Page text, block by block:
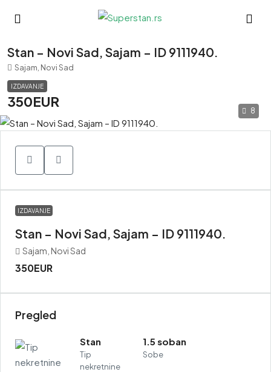
Stan – Novi Sad, Sajam – ID 9111940.
Sajam, Novi Sad
IZDAVANJE
350EUR
8
IZDAVANJE
Stan – Novi Sad, Sajam – ID 9111940.
Sajam, Novi Sad
350EUR
Pregled
Stan
Tip
nekretnine
1.5 soban
Sobe